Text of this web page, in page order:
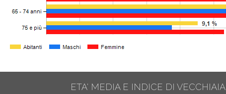
ETA' MEDIA E INDICE DI VECCHIAIA